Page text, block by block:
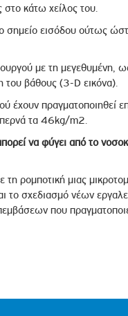
στο κάτω χείλος του.
σημείο εισόδου ούτως
με τη μεγεθυμένη,
του βάθους (3-D εικόνα).
έχουν πραγματοποιηθεί
τα 46kg/m2.
να φύγει από το
ρομποτική μιας
το σχεδιασμό νέων
που